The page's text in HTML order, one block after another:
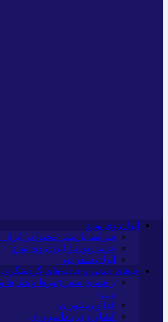
ایران وی تورز
شرایط بازنشر محتوا در ایران
خرید رپورتاژ ایران وی تورز
ایران سفر تور
جاهای دیدنی و جاذبه‌های گردشگری
راهنمای سفر (تورها و
و…)
غذا و رستوران
کشاورزی و دامپروری